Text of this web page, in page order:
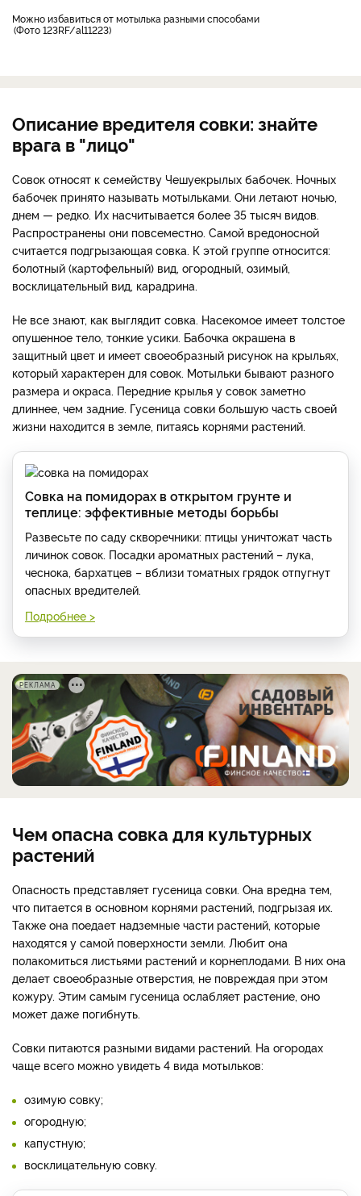
можно избавиться от мотылька разными способами
Фото 123RF/al11223
Описание вредителя совки: знайте
врага в "лицо"
Совок относят к семейству Чешуекрылых бабочек. Ночных
бабочек принято называть мотыльками. Они летают ночью,
днем — редко. Их насчитывается более 35 тысяч видов.
Распространены они повсеместно. Самой вредоносной
считается подгрызающая совка. К этой группе относится:
болотный (картофельный) вид, огородный, озимый,
восклицательный вид, карадрина.
Не все знают, как выглядит совка. Насекомое имеет толстое
опушенное тело, тонкие усики. Бабочка окрашена в
защитный цвет и имеет своеобразный рисунок на крыльях,
который характерен для совок. Мотыльки бывают разного
размера и окраса. Передние крылья у совок заметно
длиннее, чем задние. Гусеница совки большую часть своей
жизни находится в земле, питаясь корнями растений.
Совка на помидорах в открытом грунте и
теплице: эффективные методы борьбы
Развесьте по саду скворечники: птицы уничтожат часть
личинок совок. Посадки ароматных растений – лука,
чеснока, бархатцев – вблизи томатных грядок отпугнут
опасных вредителей.
Подробнее >
РЕКЛАМА
Чем опасна совка для культурных
растений
Опасность представляет гусеница совки. Она вредна тем,
что питается в основном корнями растений, подгрызая их.
Также она поедает надземные части растений, которые
находятся у самой поверхности земли. Любит она
полакомиться листьями растений и корнеплодами. В них она
делает своеобразные отверстия, не повреждая при этом
кожуру. Этим самым гусеница ослабляет растение, оно
может даже погибнуть.
Совки питаются разными видами растений. На огородах
чаще всего можно увидеть 4 вида мотыльков:
озимую совку;
огородную;
капустную;
восклицательную совку.